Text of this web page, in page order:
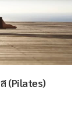
(Pilates)